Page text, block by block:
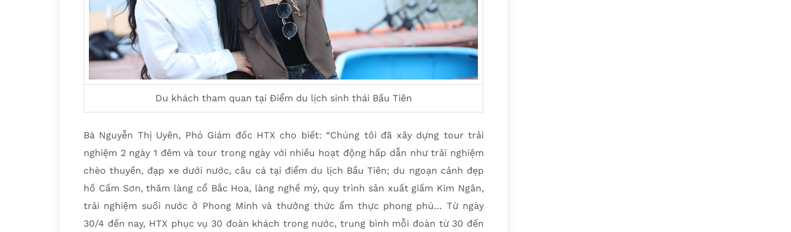
Du khách tham quan tại Điểm du lịch sinh thái Bầu Tiên
Bà Nguyễn Thị Uyên, Phó Giám đốc HTX cho biết: “Chúng tôi đã xây dựng tour trải
nghiệm 2 ngày 1 đêm và tour trong ngày với nhiều hoạt động hấp dẫn như trải nghiệm
chèo thuyền, đạp xe dưới nước, câu cá tại điểm du lịch Bầu Tiên; du ngoạn cảnh đẹp
hồ Cấm Sơn, thăm làng cổ Bắc Hoa, làng nghề mỳ, quy trình sản xuất giấm Kim Ngân,
trải nghiệm suối nước ở Phong Minh và thưởng thức ẩm thực phong phú… Từ ngày
30/4 đến nay, HTX phục vụ 30 đoàn khách trong nước, trung bình mỗi đoàn từ 30 đến